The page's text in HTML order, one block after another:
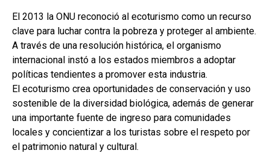
El 2013 la ONU reconoció al ecoturismo como un recurso
clave para luchar contra la pobreza y proteger al ambiente.
A través de una resolución histórica, el organismo
internacional instó a los estados miembros a adoptar
políticas tendientes a promover esta industria.
El ecoturismo crea oportunidades de conservación y uso
sostenible de la diversidad biológica, además de generar
una importante fuente de ingreso para comunidades
locales y concientizar a los turistas sobre el respeto por
el patrimonio natural y cultural.